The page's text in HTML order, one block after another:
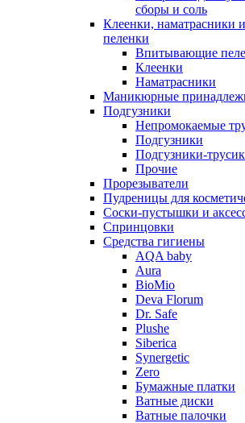
сборы и соль
Клеенки, наматрасники
пеленки
Впитывающие
Клеенки
Наматрасники
Маникюрные
Подгузники
Непромокаемые
Подгузники
Подгузники-
Прочие
Прорезыватели
Пудреницы для
Соски-пустышки и
Спринцовки
Средства гигиены
AQA baby
Aura
BioMio
Deva Florum
Dr. Safe
Plushe
Siberica
Synergetic
Zero
Бумажные платки
Ватные диски
Ватные палочки